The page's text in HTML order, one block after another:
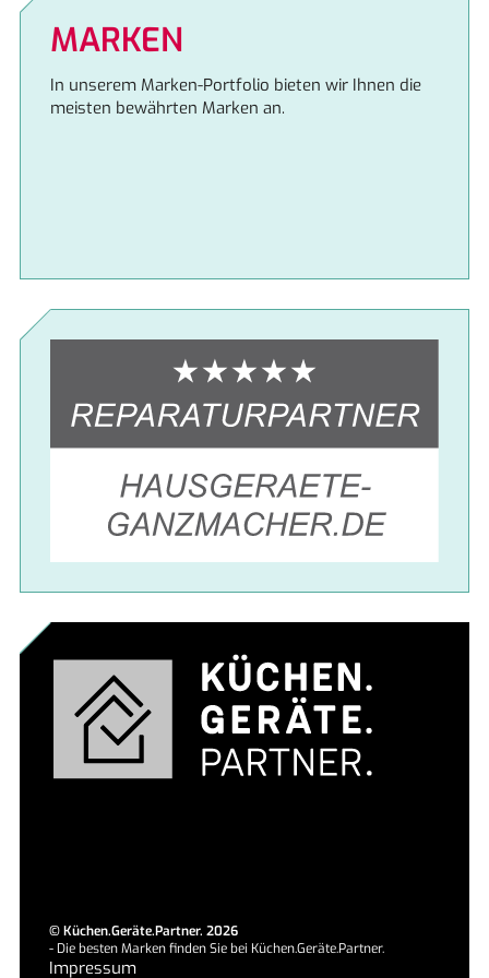
MARKEN
In unserem Marken-Portfolio bieten wir Ihnen die
meisten bewährten Marken an.
©Küchen.Geräte.Partner. 2026
- Die besten Marken finden Sie bei Küchen.Geräte.Partner.
Impressum